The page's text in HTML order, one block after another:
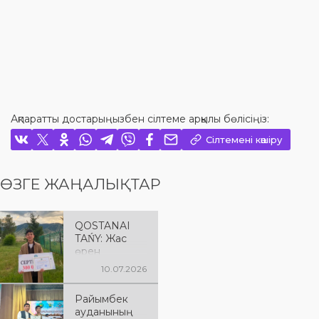
Ақпаратты достарыңызбен сілтеме арқылы бөлісіңіз:
Сілтемені көшіру
ӨЗГЕ ЖАҢАЛЫҚТАР
QOSTANAI
TAŃY: Жас
өрен
республикал
оралды
10.07.2026
Райымбек
ауданының